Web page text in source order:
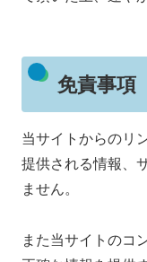
免責事項
当サイトからのリ
提供される情報、
ません。
また当サイトのコ